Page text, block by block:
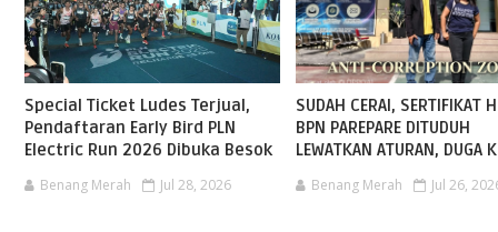
Special Ticket Ludes Terjual,
Pendaftaran Early Bird PLN
Electric Run 2026 Dibuka Besok
Benang Merah Jul 28, 2026
SUDAH CERAI, SERTIFIKAT
BPN PAREPARE DITUDUH
LEWATKAN ATURAN, DUGA
Benang Merah Jul 26,